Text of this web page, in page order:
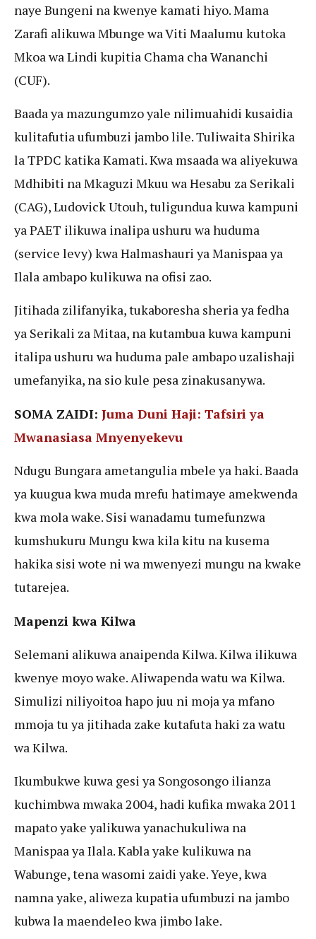
naye Bungeni na kwenye kamati hiyo. Mama
Zarafi alikuwa Mbunge wa Viti Maalumu kutoka
Mkoa wa Lindi kupitia Chama cha Wananchi
(CUF).
Baada ya mazungumzo yale nilimuahidi kusaidia
kulitafutia ufumbuzi jambo lile. Tuliwaita Shirika
la TPDC katika Kamati. Kwa msaada wa aliyekuwa
Mdhibiti na Mkaguzi Mkuu wa Hesabu za Serikali
(CAG), Ludovick Utouh, tuligundua kuwa kampuni
ya PAET ilikuwa inalipa ushuru wa huduma
(service levy) kwa Halmashauri ya Manispaa ya
Ilala ambapo kulikuwa na ofisi zao.
Jitihada zilifanyika, tukaboresha sheria ya fedha
ya Serikali za Mitaa, na kutambua kuwa kampuni
italipa ushuru wa huduma pale ambapo uzalishaji
umefanyika, na sio kule pesa zinakusanywa.
SOMA ZAIDI: Juma Duni Haji: Tafsiri ya
Mwanasiasa Mnyenyekevu
Ndugu Bungara ametangulia mbele ya haki. Baada
ya kuugua kwa muda mrefu hatimaye amekwenda
kwa mola wake. Sisi wanadamu tumefunzwa
kumshukuru Mungu kwa kila kitu na kusema
hakika sisi wote ni wa mwenyezi mungu na kwake
tutarejea.
Mapenzi kwa Kilwa
Selemani alikuwa anaipenda Kilwa. Kilwa ilikuwa
kwenye moyo wake. Aliwapenda watu wa Kilwa.
Simulizi niliyoitoa hapo juu ni moja ya mfano
mmoja tu ya jitihada zake kutafuta haki za watu
wa Kilwa.
Ikumbukwe kuwa gesi ya Songosongo ilianza
kuchimbwa mwaka 2004, hadi kufika mwaka 2011
mapato yake yalikuwa yanachukuliwa na
Manispaa ya Ilala. Kabla yake kulikuwa na
Wabunge, tena wasomi zaidi yake. Yeye, kwa
namna yake, aliweza kupatia ufumbuzi na jambo
kubwa la maendeleo kwa jimbo lake.